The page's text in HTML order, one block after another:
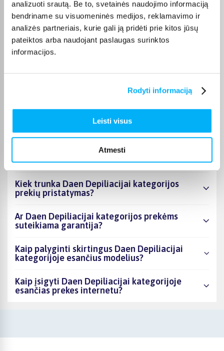
analizuoti srautą. Be to, svetainės naudojimo informaciją
bendriname su visuomeninės medijos, reklamavimo ir
analizės partneriais, kurie gali ją pridėti prie kitos jūsų
pateiktos arba naudojant paslaugas surinktos
informacijos.
Rodyti informaciją
Leisti visus
Atmesti
prekę pristatysime per jos aprašyme nurodytą terminą.
Kokie Daen Depiliacijai kategorijoje esantys
produktai šiuo metu populiariausi?
Kiek prekių yra Daen Depiliacijai kategorijos
Ar BIGBOX.LT galima rasti akcijų Daen
Depiliacijai kategorijoje?
Kiek trunka Daen Depiliacijai kategorijos
prekių pristatymas?
Ar Daen Depiliacijai kategorijos prekėms
suteikiama garantija?
Kaip palyginti skirtingus Daen Depiliacijai
kategorijoje esančius modelius?
Kaip įsigyti Daen Depiliacijai kategorijoje
esančias prekes internetu?